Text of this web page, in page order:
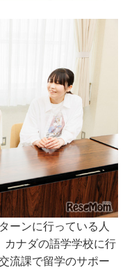
ーンに行っている人
カナダの語学学校に行
流課で留学のサポー